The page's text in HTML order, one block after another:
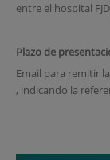
entre el hospital
Plazo de
Email para remitir
, indicando la